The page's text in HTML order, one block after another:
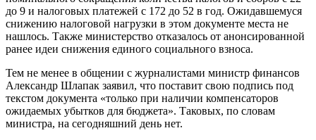
до 9 и налоговых платежей с 172 до 52 в год. Ожидавшемуся
снижению налоговой нагрузки в этом документе места не
нашлось. Также министерство отказалось от анонсированной
ранее идеи снижения единого социального взноса.
Тем не менее в общении с журналистами министр финансов
Александр Шлапак заявил, что поставит свою подпись под
текстом документа «только при наличии компенсаторов
ожидаемых убытков для бюджета». Таковых, по словам
министра, на сегодняшний день нет.